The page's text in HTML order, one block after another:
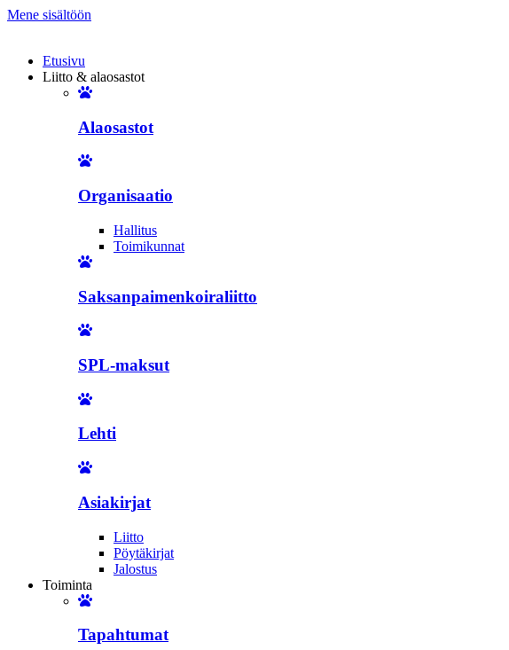
Mene sisältöön
Etusivu
Liitto & alaosastot
Alaosastot
Organisaatio
Hallitus
Toimikunnat
Saksanpaimenkoiraliitto
SPL-maksut
Lehti
Asiakirjat
Liitto
Pöytäkirjat
Jalostus
Toiminta
Tapahtumat